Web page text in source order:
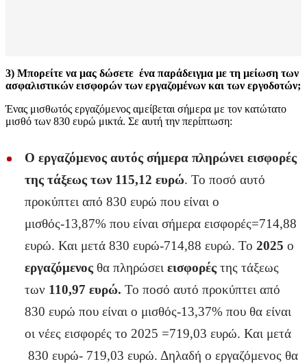
3) Μπορείτε να μας δώσετε ένα παράδειγμα με τη μείωση των
ασφαλιστικών εισφορών των εργαζομένων και των εργοδοτών;
Ένας μισθωτός εργαζόμενος αμείβεται σήμερα με τον κατώτατο
μισθό των 830 ευρώ μικτά. Σε αυτή την περίπτωση:
Ο εργαζόμενος αυτός σήμερα πληρώνει εισφορές
της τάξεως των 115,12 ευρώ. Το ποσό αυτό
προκύπτει από 830 ευρώ που είναι ο
μισθός-13,87% που είναι σήμερα εισφορές=714,88
ευρώ. Και μετά 830 ευρώ-714,88 ευρώ. Το 2025 ο
εργαζόμενος θα πληρώσει εισφορές της τάξεως
των 110,97 ευρώ. Το ποσό αυτό προκύπτει από
830 ευρώ που είναι ο μισθός-13,37% που θα είναι
οι νέες εισφορές το 2025 =719,03 ευρώ. Και μετά
830 ευρώ- 719,03 ευρώ. Δηλαδή ο εργαζόμενος θα